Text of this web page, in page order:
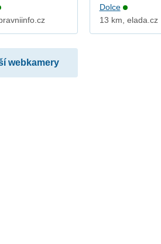
Dolce
13 km, elada.cz
webkamery